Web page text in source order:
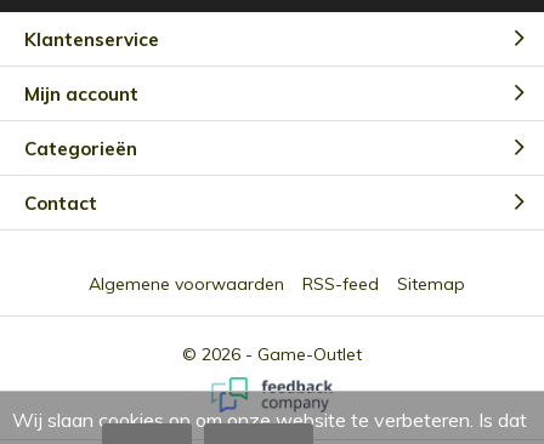
Klantenservice
Mijn account
Categorieën
Contact
© 2026 - Game-Outlet
Algemene voorwaarden RSS-feed Sitemap
Wij slaan cookies op om onze website te verbeteren. Is dat